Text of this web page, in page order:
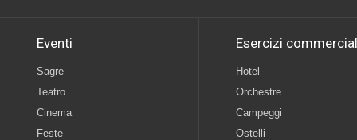
Eventi
Sagre
Teatro
Cinema
Feste
Esercizi
Hotel
Orchestre
Campeggi
Ostelli